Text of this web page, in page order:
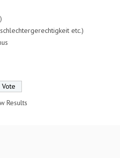
etc.)
Results